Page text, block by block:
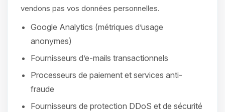
vendons pas vos données personnelles.
Google Analytics (métriques d’usage
anonymes)
Fournisseurs d’e-mails transactionnels
Processeurs de paiement et services anti-
fraude
Fournisseurs de protection DDoS et de sécurité